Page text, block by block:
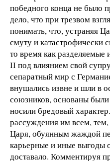
победного конца не было
дело, что при трезвом
понимать, что, устраняя
смуту и катастрофически
то время как
II под влиянием свой
сепаратный мир с
внушались извне и шли в
союзников, основаны
носили бредовый
рассуждения им всем,
Царя, обуянным жаждой
карьерные и иные выгоды
доставало. Комментируя